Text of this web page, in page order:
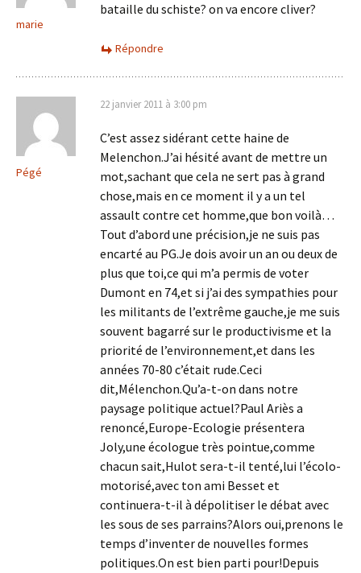
marie
bataille du schiste? on va encore cliver?
Répondre
Pégé
22 janvier 2011 à 3:00 pm
C’est assez sidérant cette haine de
Melenchon.J’ai hésité avant de mettre un
mot,sachant que cela ne sert pas à grand
chose,mais en ce moment il y a un tel
assault contre cet homme,que bon voilà…
Tout d’abord une précision,je ne suis pas
encarté au PG.Je dois avoir un an ou deux de
plus que toi,ce qui m’a permis de voter
Dumont en 74,et si j’ai des sympathies pour
les militants de l’extrême gauche,je me suis
souvent bagarré sur le productivisme et la
priorité de l’environnement,et dans les
années 70-80 c’était rude.Ceci
dit,Mélenchon.Qu’a-t-on dans notre
paysage politique actuel?Paul Ariès a
renoncé,Europe-Ecologie présentera
Joly,une écologue très pointue,comme
chacun sait,Hulot sera-t-il tenté,lui l’écolo-
motorisé,avec ton ami Besset et
continuera-t-il à dépolitiser le débat avec
les sous de ses parrains?Alors oui,prenons le
temps d’inventer de nouvelles formes
politiques.On est bien parti pour!Depuis